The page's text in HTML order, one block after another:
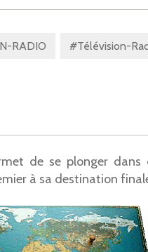
RADIO #Télévision-
de se plonger
à sa destination